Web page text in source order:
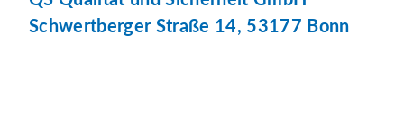
Schwertberger Straße 14, 53177 Bonn